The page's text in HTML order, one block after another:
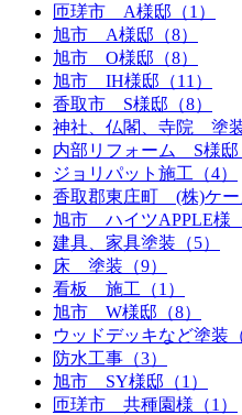
匝瑳市 A様邸（1）
旭市 A様邸（8）
旭市 O様邸（8）
旭市 IH様邸（11）
香取市 S様邸（8）
神社、仏閣、寺院 塗装
内部リフォーム S様邸
ジョリパット施工（4）
香取郡東庄町 (株)ケー
旭市 ハイツAPPLE様（
建具、家具塗装（5）
床 塗装（9）
看板 施工（1）
旭市 W様邸（8）
ウッドデッキなど塗装（
防水工事（3）
旭市 SY様邸（1）
匝瑳市 共種園様（1）